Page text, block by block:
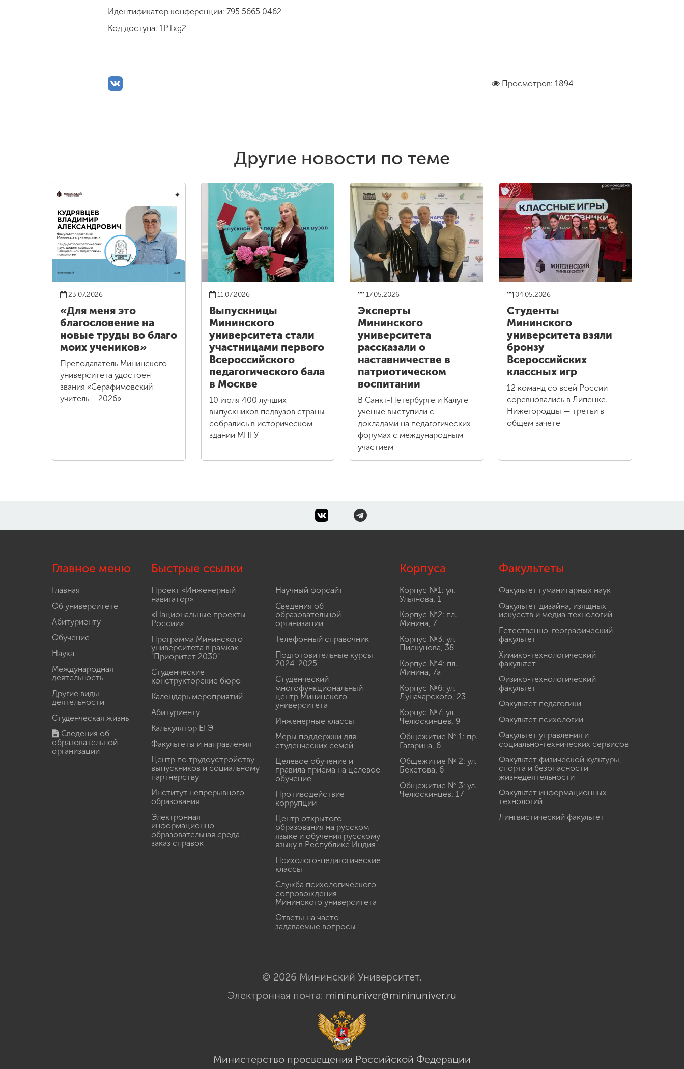
Идентификатор конференции: 795 5665 0462
Код доступа: 1PTxg2
Просмотров: 1894
Другие новости по теме
23.07.2026
«Для меня это
благословение на
новые труды во благо
моих учеников»
Преподаватель Мининского
университета удостоен
звания «Серафимовский
учитель – 2026»
11.07.2026
Выпускницы
Мининского
университета стали
участницами первого
Всероссийского
педагогического бала
в Москве
10 июля 400 лучших
выпускников педвузов страны
собрались в историческом
здании МПГУ
17.05.2026
Эксперты
Мининского
университета
рассказали о
наставничестве в
патриотическом
воспитании
В Санкт-Петербурге и Калуге
ученые выступили с
докладами на педагогических
форумах с международным
участием
04.05.2026
Студенты
Мининского
университета взяли
бронзу
Всероссийских
классных игр
12 команд со всей России
соревновались в Липецке.
Нижегородцы — третьи в
общем зачете
Главное меню
Главная
Об университете
Абитуриенту
Обучение
Наука
Международная
деятельность
Другие виды
деятельности
Студенческая жизнь
Сведения об
образовательной
организации
Быстрые ссылки
Проект «Инженерный
навигатор»
«Национальные проекты
России»
Программа Мининского
университета в рамках
"Приоритет 2030"
Студенческие
конструкторские бюро
Календарь мероприятий
Абитуриенту
Калькулятор ЕГЭ
Факультеты и направления
Центр по трудоустройству
выпускников и социальному
партнерству
Институт непрерывного
образования
Электронная
информационно-
образовательная среда +
заказ справок
Научный форсайт
Сведения об
образовательной
организации
Телефонный справочник
Подготовительные курсы
2024-2025
Студенческий
многофункциональный
центр Мининского
университета
Инженерные классы
Меры поддержки для
студенческих семей
Целевое обучение и
правила приема на целевое
обучение
Противодействие
коррупции
Центр открытого
образования на русском
языке и обучения русскому
языку в Республике Индия
Психолого-педагогические
классы
Служба психологического
сопровождения
Мининского университета
Ответы на часто
задаваемые вопросы
Корпуса
Корпус №1: ул.
Ульянова, 1
Корпус №2: пл.
Минина, 7
Корпус №3: ул.
Пискунова, 38
Корпус №4: пл.
Минина, 7а
Корпус №6: ул.
Луначарского, 23
Корпус №7: ул.
Челюскинцев, 9
Общежитие № 1: пр.
Гагарина, 6
Общежитие № 2: ул.
Бекетова, 6
Общежитие № 3: ул.
Челюскинцев, 17
Факультеты
Факультет гуманитарных наук
Факультет дизайна, изящных
искусств и медиа-технологий
Естественно-географический
факультет
Химико-технологический
факультет
Физико-технологический
факультет
Факультет педагогики
Факультет психологии
Факультет управления и
социально-технических сервисов
Факультет физической культуры,
спорта и безопасности
жизнедеятельности
Факультет информационных
технологий
Лингвистический факультет
© 2026 Мининский Университет.
Электронная почта: mininuniver@mininuniver.ru
Министерство просвещения Российской Федерации